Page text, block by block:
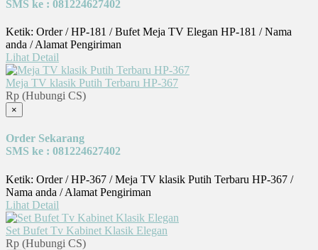
SMS ke : 081224627402
Ketik: Order / HP-181 / Bufet Meja TV Elegan HP-181 / Nama
anda / Alamat Pengiriman
Lihat Detail
Meja TV klasik Putih Terbaru HP-367
Rp (Hubungi CS)
×
Order Sekarang
SMS ke : 081224627402
Ketik: Order / HP-367 / Meja TV klasik Putih Terbaru HP-367 /
Nama anda / Alamat Pengiriman
Lihat Detail
Set Bufet Tv Kabinet Klasik Elegan
Rp (Hubungi CS)